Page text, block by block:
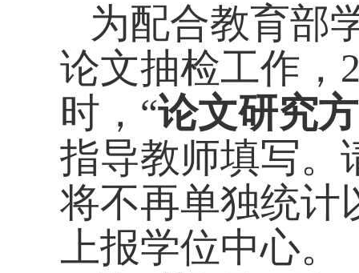
为配合教育部
论文抽检工作，
时，“论文研究
指导教师填写。
将不再单独统计
上报学位中心。